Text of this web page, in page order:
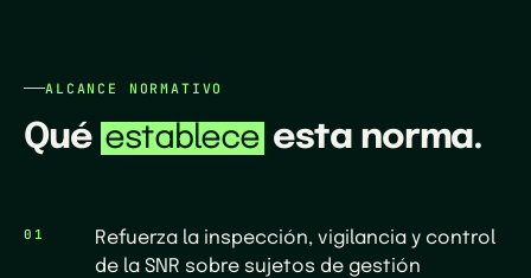
ALCANCE NORMATIVO
Qué establece esta norma.
01
Refuerza la inspección, vigilancia y control
de la SNR sobre sujetos de gestión